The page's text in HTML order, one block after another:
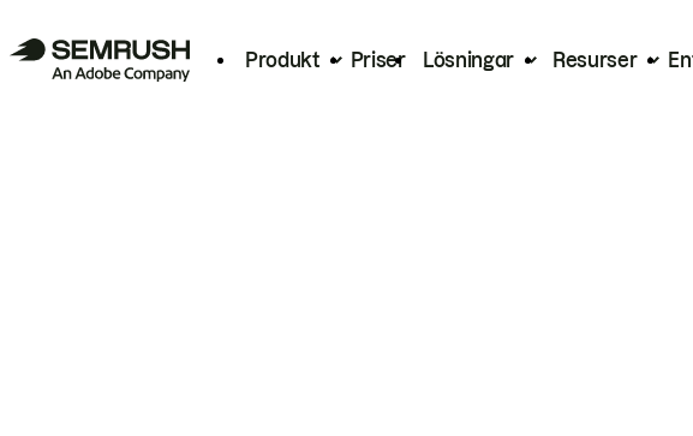
Produkt Priser Lösningar Resurser